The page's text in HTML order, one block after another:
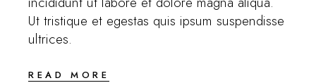
Ut tristique et egestas quis ipsum suspendisse
ultrices.
READ MORE